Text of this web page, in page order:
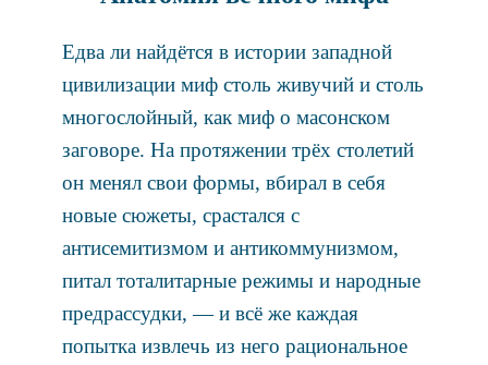
Едва ли найдётся в истории западной
цивилизации миф столь живучий и столь
многослойный, как миф о масонском
заговоре. На протяжении трёх столетий
он менял свои формы, вбирал в себя
новые сюжеты, срастался с
антисемитизмом и антикоммунизмом,
питал тоталитарные режимы и народные
предрассудки, — и всё же каждая
попытка извлечь из него рациональное